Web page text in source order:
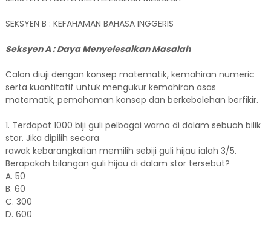
SEKSYEN B : KEFAHAMAN BAHASA INGGERIS
Seksyen A : Daya Menyelesaikan Masalah
Calon diuji dengan konsep matematik, kemahiran numeric
serta kuantitatif untuk mengukur kemahiran asas
matematik, pemahaman konsep dan berkebolehan berfikir.
1. Terdapat 1000 biji guli pelbagai warna di dalam sebuah bilik
stor. Jika dipilih secara
rawak kebarangkalian memilih sebiji guli hijau ialah 3/5.
Berapakah bilangan guli hijau di dalam stor tersebut?
A. 50
B. 60
C. 300
D. 600